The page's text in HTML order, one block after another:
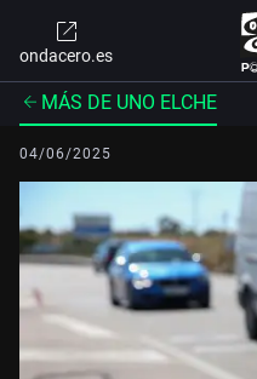
ondacero.es
MÁS DE UNO ELCHE
04/06/2025